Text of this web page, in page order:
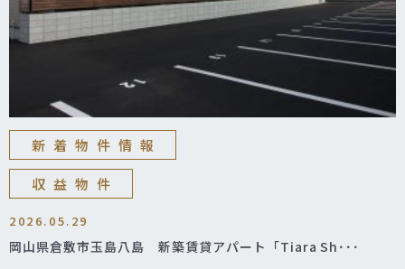
新着物件情報
収益物件
2026.05.29
岡山県倉敷市玉島八島 新築賃貸アパート「Tiara Sh･･･